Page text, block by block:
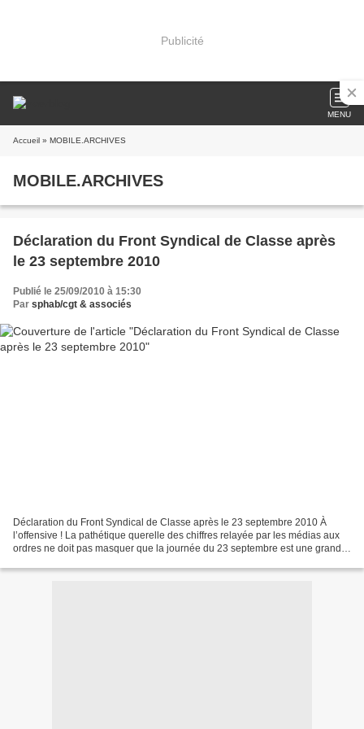
Publicité
MENU
Accueil » MOBILE.ARCHIVES
MOBILE.ARCHIVES
Déclaration du Front Syndical de Classe après
le 23 septembre 2010
Publié le 25/09/2010 à 15:30
Par sphab/cgt & associés
Déclaration du Front Syndical de Classe après le 23 septembre 2010 À
l’offensive ! La pathétique querelle des chiffres relayée par les médias aux
ordres ne doit pas masquer que la journée du 23 septembre est une grande